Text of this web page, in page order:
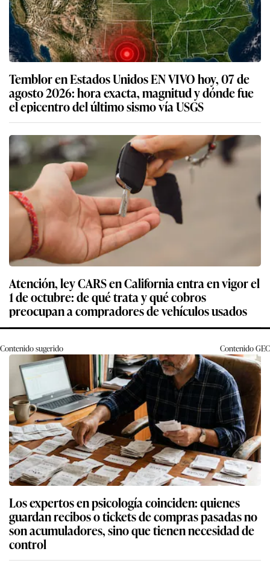
Temblor en Estados Unidos EN VIVO hoy, 07 de
agosto 2026: hora exacta, magnitud y dónde fue
el epicentro del último sismo vía USGS
Atención, ley CARS en California entra en vigor el
1 de octubre: de qué trata y qué cobros
preocupan a compradores de vehículos usados
Contenido sugerido ContenidoGEC
Los expertos en psicología coinciden: quienes
guardan recibos o tickets de compras pasadas no
son acumuladores, sino que tienen necesidad de
control